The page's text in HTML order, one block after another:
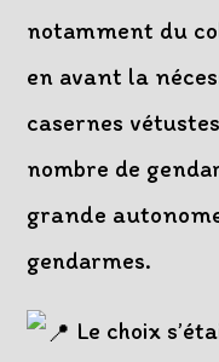
notamment du
en avant la
casernes
nombre de
grande
gendarmes.
Le choix